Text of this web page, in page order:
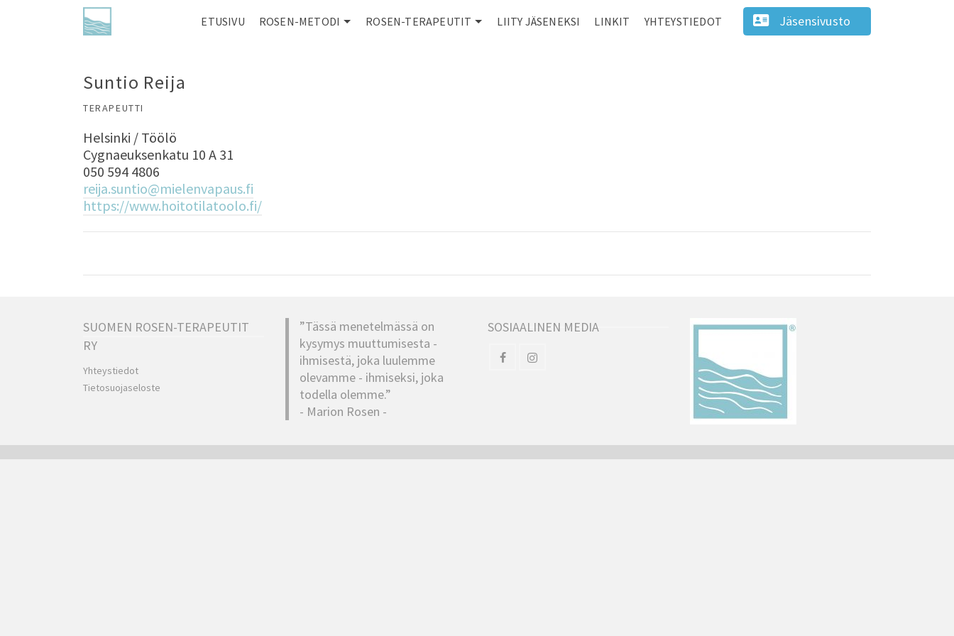
ETUSIVU ROSEN-METODI ROSEN-TERAPEUTIT LIITY JÄSENEKSI LINKIT YHTEYSTIEDOT Jäsensivusto
Suntio Reija
TERAPEUTTI
Helsinki / Töölö
Cygnaeuksenkatu 10 A 31
050 594 4806
reija.suntio@mielenvapaus.fi
https://www.hoitotilatoolo.fi/
SUOMEN ROSEN-TERAPEUTIT
RY
Yhteystiedot
Tietosuojaseloste
”Tässä menetelmässä on
kysymys muuttumisesta -
ihmisestä, joka luulemme
olevamme - ihmiseksi, joka
todella olemme.”
- Marion Rosen -
SOSIAALINEN MEDIA